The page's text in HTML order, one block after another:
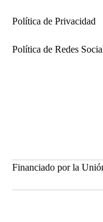
Política de Privacidad
Política de Redes
Financiado por la